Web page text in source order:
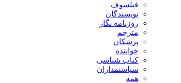
فیلسوف
نویسندگان
روزنامه نگار
مترجم
پزشکان
خواننده
کتاب شناسی
سیاستمداران
همه